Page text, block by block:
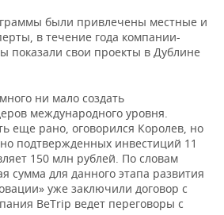
были привлечены местные и
в течение года компании-
показали свои проекты в Дублине
ни мало создать
международного уровня.
еще рано, оговорился Королев, но
подтвержденных инвестиций 11
150 млн рублей. По словам
сумма для данного этапа развития
уже заключили договор с
BeTrip ведет переговоры с